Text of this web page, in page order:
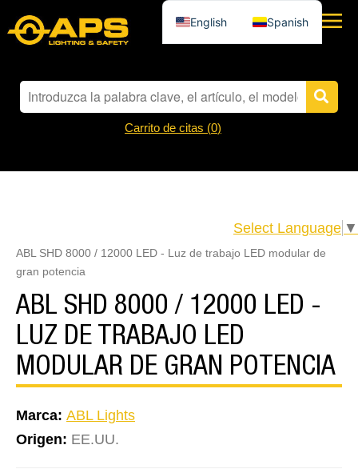
Carrito de citas (0)
Select Language ▼
ABL SHD 8000 / 12000 LED - Luz de trabajo LED modular de
gran potencia
ABL SHD 8000 / 12000 LED -
LUZ DE TRABAJO LED
MODULAR DE GRAN POTENCIA
Marca: ABL Lights
Origen: EE.UU.
English Spanish